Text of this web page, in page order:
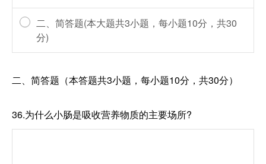
二、简答题(本大题共3小题，每小题10分，共30
分)
二、简答题（本答题共3小题，每小题10分，共30分）
36.为什么小肠是吸收营养物质的主要场所?